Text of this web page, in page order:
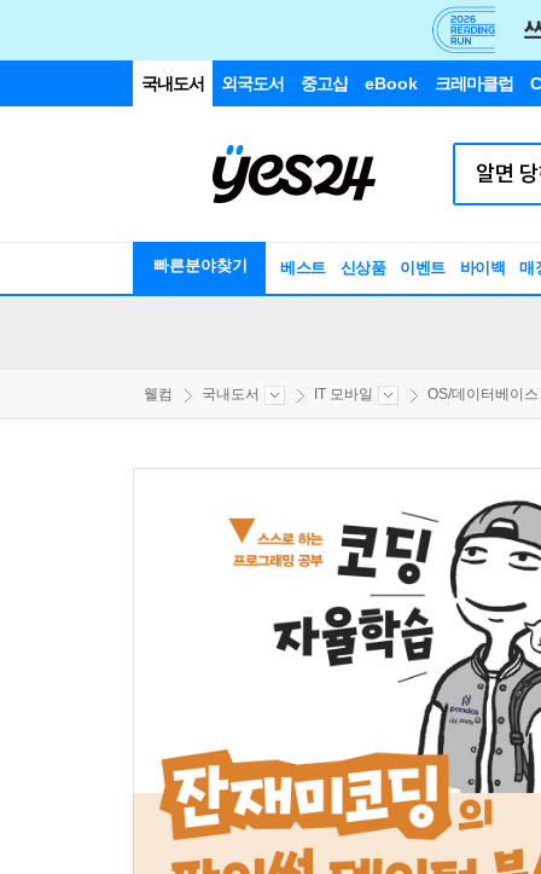
국내도서 외국도서 중고샵 eBook 크레마클럽
빠른분야찾기 베스트 신상품 이벤트 바이백 매
웰컴 국내도서 IT 모바일 OS/데이터베이스